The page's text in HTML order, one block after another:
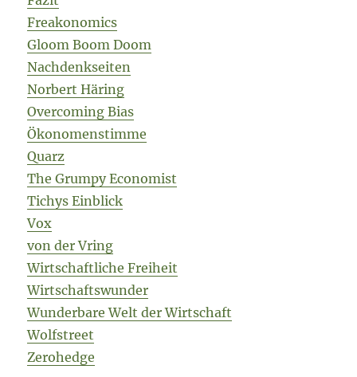
Freakonomics
Gloom Boom Doom
Nachdenkseiten
Norbert Häring
Overcoming Bias
Ökonomenstimme
Quarz
The Grumpy Economist
Tichys Einblick
Vox
von der Vring
Wirtschaftliche Freiheit
Wirtschaftswunder
Wunderbare Welt der Wirtschaft
Wolfstreet
Zerohedge